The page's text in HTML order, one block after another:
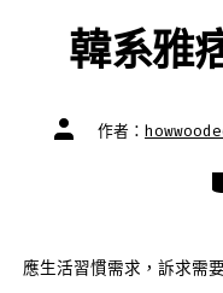
韓系雅
文
章 作者：
分
類
應生活習慣需求，訴求需